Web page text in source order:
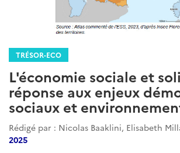
TRÉSOR-ECO
L'économie sociale et
réponse aux enjeux
sociaux et
Rédigé par : Nicolas Baaklini, Elisabeth
2025